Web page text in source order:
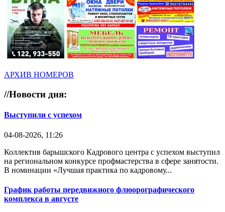
АРХИВ НОМЕРОВ
//Новости дня:
Выступили с успехом
04-08-2026, 11:26
Коллектив барышского Кадрового центра с успехом выступил
на региональном конкурсе профмастерства в сфере занятости.
В номинации «Лучшая практика по кадровому...
График работы передвижного флюорографического
комплекса в августе